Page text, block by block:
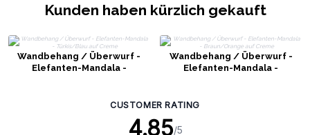
Kunden haben kürzlich gekauft
Wandbehang / Überwurf -
Elefanten-Mandala -
Wandbehang / Überwurf -
Elefanten-Mandala -
CUSTOMER RATING
4.85/5